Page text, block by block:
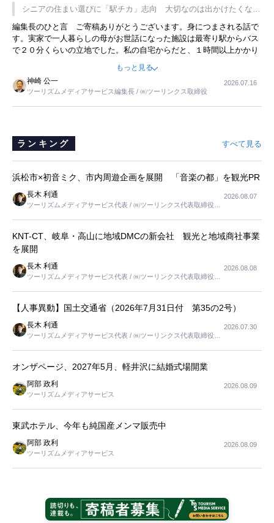
です。永井社長は、駐車場に都内ナンバーの高級外車が停まっている
ことに目をつけ、高級商品でも売れると確信したそうです。今回の記
事を懐かしく読みました。
シニアの住まい選びに「駅チカ」志向 大切なのは出かけたくなる
暮らし
編集長のひと言 ご寄稿ありがとうございます。身につまされる話で
す。実家で一人暮らしの母がお世話になった施設は最寄り駅からバス
で２０分くらいの立地でした。私の自宅からだと、１時間以上かかり
ました。母の住まいから近いという理由で、その施設を選択したので
すが、私と妹にとっては、半日仕事ででした。シニアの住まい選び
は、当人だけではなく、世話をする家族の足の便も考えない外池ない
と思いました。
もっと見る
神崎 公一
ツーリズムメディアサービス編集長 / ㈱ツーリンクス取締役
2026.07.16
ランキング すべて見る
浜松市×初音ミク、市内周遊企画を展開 「音楽の都」を観光PR
長木 利通
ツーリズムメディアサービス代表 / ㈱ツーリンクス代表取締役社
2026.08.07
KNT-CT、岐阜・高山に地域DMCの新会社 観光と地域商社事業
を展開
長木 利通
ツーリズムメディアサービス代表 / ㈱ツーリンクス代表取締役社
2026.08.08
【人事異動】国土交通省（2026年7月31日付 第35の2号）
長木 利通
ツーリズムメディアサービス代表 / ㈱ツーリンクス代表取締役社
2026.07.30
オンザページ、2027年5月、軽井沢に結婚式場開業
阿部 政利
ツーリズムメディアサービス
2026.08.09
東武ホテル、今年も純国産メンマ販売中
阿部 政利
ツーリズムメディアサービス
2026.08.09